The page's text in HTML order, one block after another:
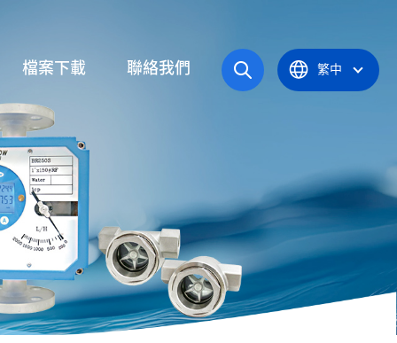
爐
檔案下載
操作手冊
產品型錄
認證證書
聯絡我們 繁中